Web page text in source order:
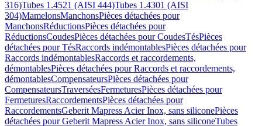
316)Tubes 1.4521 (AISI 444)Tubes 1.4301 (AISI
304)MamelonsManchonsPièces détachées pour
ManchonsRéductionsPièces détachées pour
RéductionsCoudesPièces détachées pour CoudesTésPièces
détachées pour TésRaccords indémontablesPièces détachées pour
Raccords indémontablesRaccords et raccordements,
démontablesPièces détachées pour Raccords et raccordements,
démontablesCompensateursPièces détachées pour
CompensateursTraverséesFermeturesPièces détachées pour
FermeturesRaccordementsPièces détachées pour
RaccordementsGeberit Mapress Acier Inox, sans siliconePièces
détachées pour Geberit Mapress Acier Inox, sans siliconeTubes